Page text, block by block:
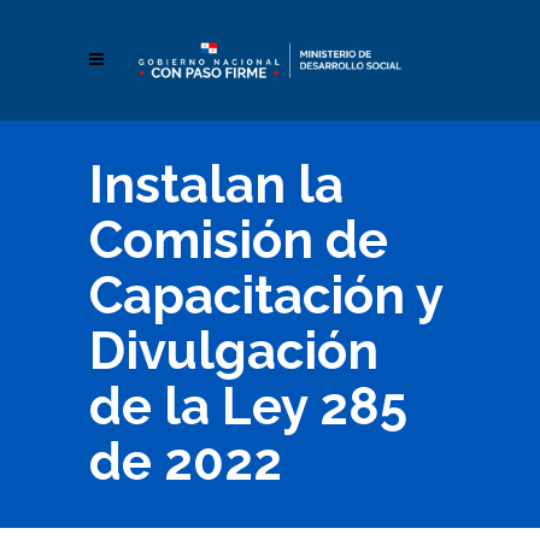
Instalan la
Comisión de
Capacitación y
Divulgación
de la Ley 285
de 2022